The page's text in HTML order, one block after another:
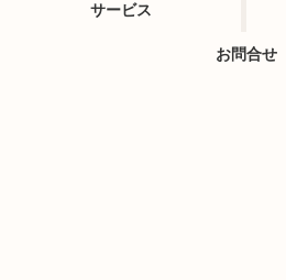
サービス
お問合せ